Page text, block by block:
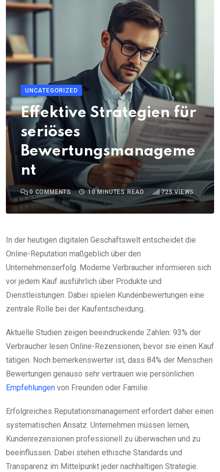
UNCATEGORIZED
Effektive Strategien für
seriöses
Bewertungsmanageme
nt
0 COMMENTS 10 MINUTES READ 725VIEWS
In der heutigen digitalen Geschäftswelt entscheidet die
Online-Reputation maßgeblich über den
Unternehmenserfolg. Moderne Verbraucher informieren sich
vor jedem Kauf ausführlich über Produkte und
Dienstleistungen. Dabei spielen Kundenbewertungen eine
zentrale Rolle bei der Kaufentscheidung.
Aktuelle Studien zeigen beeindruckende Zahlen: 93% der
Verbraucher lesen Online-Rezensionen, bevor sie einen Kauf
tätigen. Noch bemerkenswerter ist, dass 84% der Menschen
Bewertungen genauso sehr vertrauen wie persönlichen
Empfehlungen von Freunden oder Familie.
Erfolgreiches Reputationsmanagement erfordert daher einen
systematischen Ansatz. Unternehmen müssen lernen,
Kundenrezensionen professionell zu überwachen und zu
beeinflussen. Dabei stehen ethische Standards und
Transparenz im Mittelpunkt jeder nachhaltigen Strategie.